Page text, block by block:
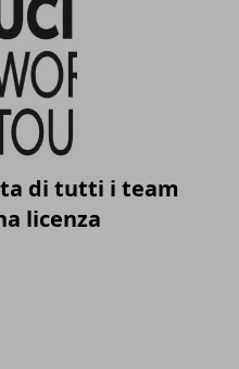
di tutti i team
licenza